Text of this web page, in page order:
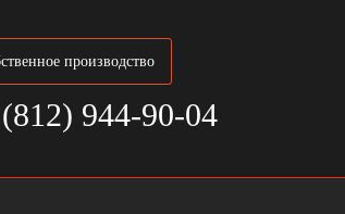
производство
944-90-04